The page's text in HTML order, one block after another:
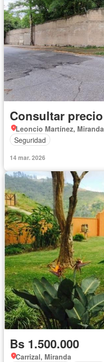
Consultar precio
Leoncio Martínez, Miranda
Seguridad
14 mar. 2026
Bs 1.500.000
Carrizal, Miranda